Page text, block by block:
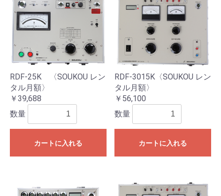
RDF-25K 〈SOUKOU レン
タル月額〉
￥39,688
数量
カートに入れる
RDF-3015K〈SOUKOU レン
タル月額〉
￥56,100
数量
カートに入れる